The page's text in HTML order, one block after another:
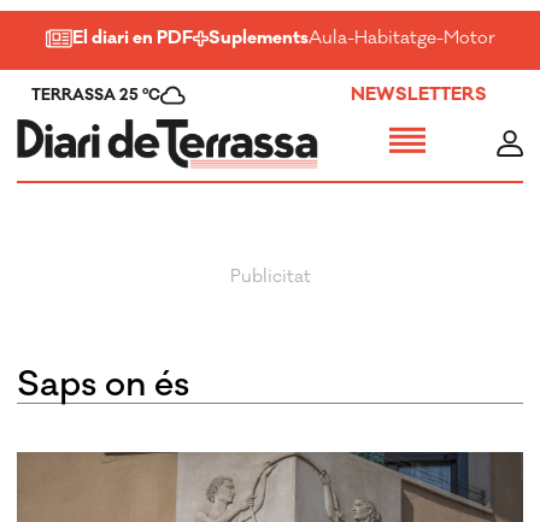
El diari en PDF SuplementsAula-Habitatge-Motor-
TERRASSA 25 ºC NEWSLETTERS
Saps on és